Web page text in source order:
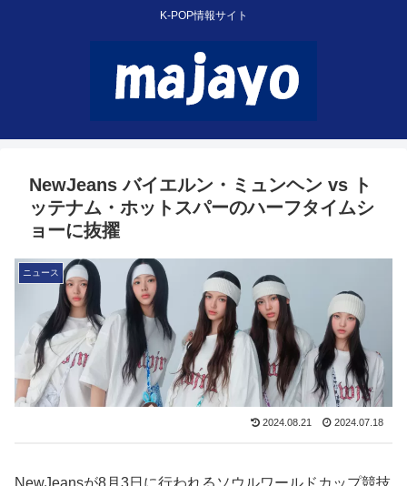
K-POP情報サイト
NewJeans バイエルン・ミュンヘン vs ト
ッテナム・ホットスパーのハーフタイムシ
ョーに抜擢
ニュース
2024.08.21 2024.07.18
NewJeansが8月3日に行われるソウルワールドカップ競技